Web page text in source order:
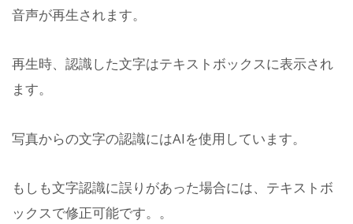
音声が再生されます。
再生時、認識した文字はテキストボックスに表示され
ます。
写真からの文字の認識にはAIを使用しています。
もしも文字認識に誤りがあった場合には、テキストボ
ックスで修正可能です。。